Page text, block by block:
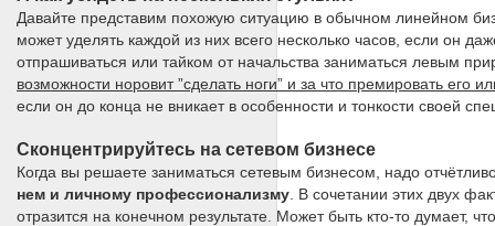
Давайте представим похожую ситуацию в обычном линейном
может уделять каждой из них всего несколько часов, если он
отпрашиваться или тайком от начальства заниматься левым
возможности норовит ”сделать ноги” и за что премировать его
если он до конца не вникает в особенности и тонкости своей
Сконцентрируйтесь на сетевом бизнесе
Когда вы решаете заниматься сетевым бизнесом, надо
нем и личному профессионализму . В сочетании этих двух
отразится на конечном результате. Может быть кто-то думает,